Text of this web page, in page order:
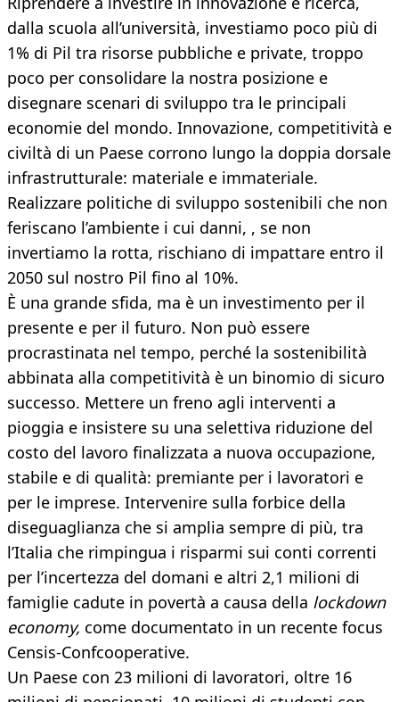
dalla scuola all’università, investiamo poco più di
1% di Pil tra risorse pubbliche e private, troppo
poco per consolidare la nostra posizione e
disegnare scenari di sviluppo tra le principali
economie del mondo. Innovazione, competitività e
civiltà di un Paese corrono lungo la doppia dorsale
infrastrutturale: materiale e immateriale.
Realizzare politiche di sviluppo sostenibili che non
feriscano l’ambiente i cui danni, , se non
invertiamo la rotta, rischiano di impattare entro il
2050 sul nostro Pil fino al 10%.
È una grande sfida, ma è un investimento per il
presente e per il futuro. Non può essere
procrastinata nel tempo, perché la sostenibilità
abbinata alla competitività è un binomio di sicuro
successo. Mettere un freno agli interventi a
pioggia e insistere su una selettiva riduzione del
costo del lavoro finalizzata a nuova occupazione,
stabile e di qualità: premiante per i lavoratori e
per le imprese. Intervenire sulla forbice della
diseguaglianza che si amplia sempre di più, tra
l’Italia che rimpingua i risparmi sui conti correnti
per l’incertezza del domani e altri 2,1 milioni di
famiglie cadute in povertà a causa della lockdown
economy, come documentato in un recente focus
Censis-Confcooperative.
Un Paese con 23 milioni di lavoratori, oltre 16